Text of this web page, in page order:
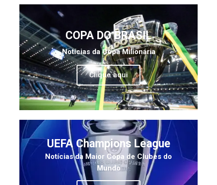
COPA DO BRASIL
Notícias da Copa Milionária
Clique aqui
UEFA Champions League
Notícias da Maior Copa de Clubes do
Mundo